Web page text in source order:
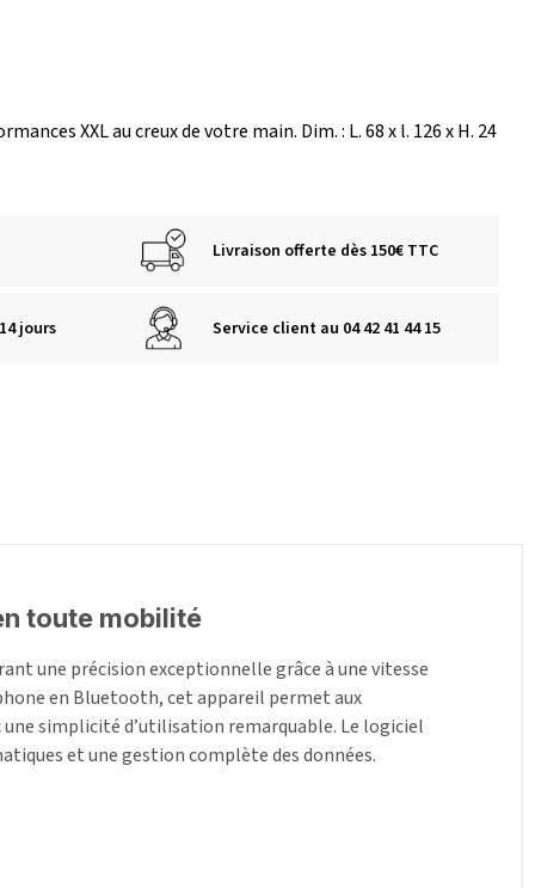
XXL au creux de votre main. Dim. : L. 68 x l. 126 x H. 24
Livraison offerte dès 150€ TTC
jours Service client au 04 42 41 44 15
toute mobilité
une précision exceptionnelle grâce à une vitesse
en Bluetooth, cet appareil permet aux
une simplicité d’utilisation remarquable. Le logiciel
et une gestion complète des données.